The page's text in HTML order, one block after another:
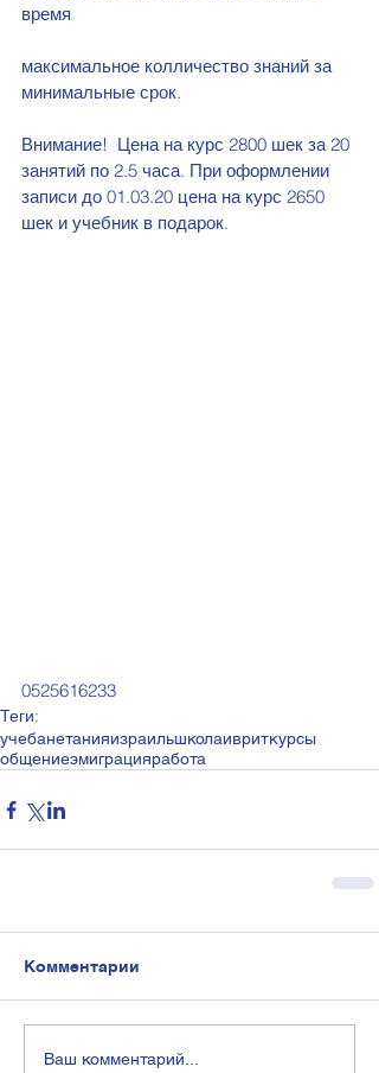
время
максимальное колличество знаний за
минимальные срок.
Внимание!  Цена на курс 2800 шек за 20
занятий по 2.5 часа. При оформлении
записи до 01.03.20 цена на курс 2650
шек и учебник в подарок.
0525616233
Теги:
учебанетанияизраильшколаивриткурсы
общениеэмиграцияработа
Комментарии
Ваш комментарий...